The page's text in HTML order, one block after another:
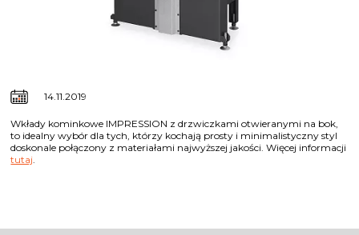
14.11.2019
Wkłady kominkowe IMPRESSION z drzwiczkami otwieranymi na bok,
to idealny wybór dla tych, którzy kochają prosty i minimalistyczny styl
doskonale połączony z materiałami najwyższej jakości. Więcej informacji
tutaj